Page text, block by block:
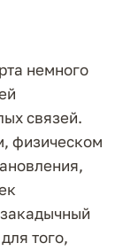
немного
связей.
физическом
того,